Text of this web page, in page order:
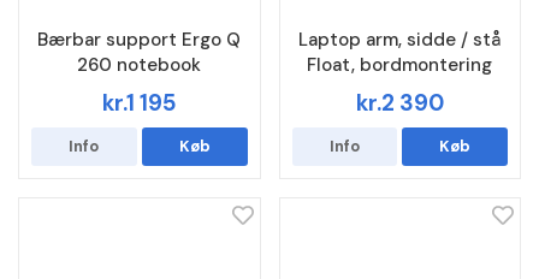
Bærbar support Ergo Q
260 notebook
kr.1 195
Info Køb
Laptop arm, sidde / stå
Float, bordmontering
kr.2 390
Info Køb